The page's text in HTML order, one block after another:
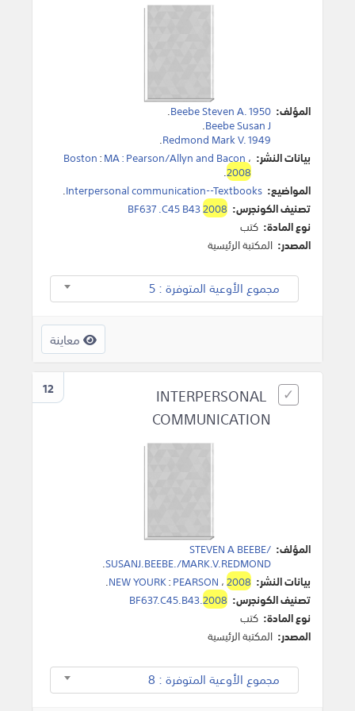
المؤلف: Beebe Steven A. 1950
.
Beebe Susan J
.
Redmond Mark V. 1949
.
بيانات النشر:
Boston:MA : Pearson/Allyn and Bacon،
2008
.
المواضيع: Interpersonal communication--Textbooks
.
تصنيف الكونجرس:
BF637 .C45 B432008
نوع المادة: كتب
المصدر: المكتبة الرئيسية
مجموع الأوعية المتوفرة : 5
معاينة
12
INTERPERSONAL
COMMUNICATION
المؤلف: STEVEN A BEEBE/
SUSANJ.BEEBE./MARK.V.REDMOND
.
بيانات النشر:
NEW YOURK:PEARSON ،2008
.
تصنيف الكونجرس:
BF637.C45.B43.2008
نوع المادة: كتب
المصدر: المكتبة الرئيسية
مجموع الأوعية المتوفرة : 8